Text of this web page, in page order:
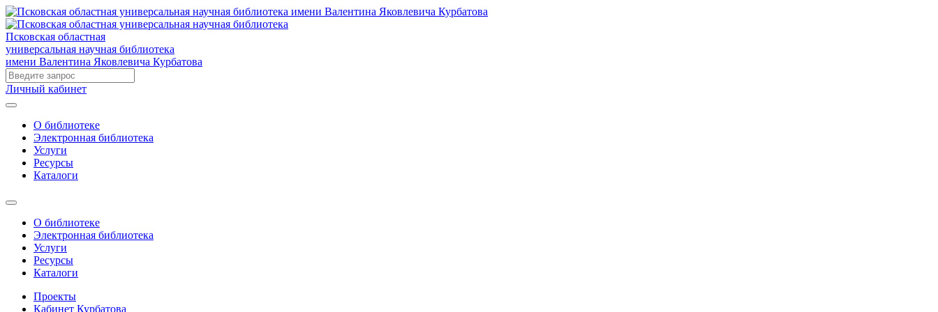
Псковская областная
универсальная научная библиотека
имени Валентина Яковлевича Курбатова
Личный кабинет
О библиотеке
Электронная библиотека
Услуги
Ресурсы
Каталоги
О библиотеке
Электронная библиотека
Услуги
Ресурсы
Каталоги
Проекты
Кабинет Курбатова